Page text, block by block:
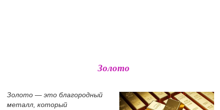
Золото
Золото — это благородный
металл, который